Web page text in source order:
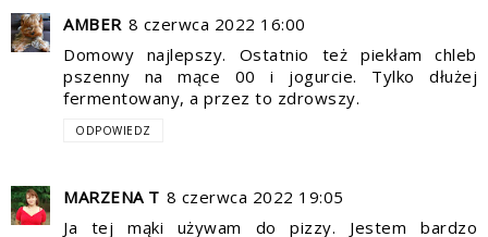
AMBER 8 czerwca 2022 16:00
Domowy najlepszy. Ostatnio też piekłam chleb
pszenny na mące 00 i jogurcie. Tylko dłużej
fermentowany, a przez to zdrowszy.
ODPOWIEDZ
MARZENA T 8 czerwca 2022 19:05
Ja tej mąki używam do pizzy. Jestem bardzo